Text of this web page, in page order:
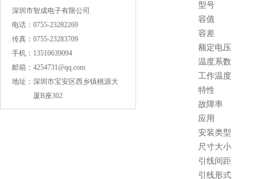
村田电感LQW15AN47NG80D
深圳市智成电子有限公司
电话： 0755-23282269
传真： 0755-23283709
手机： 13510639094
邮箱： 4254731@qq.com
地址： 深圳市宝安区西乡镇桃源大
厦B座302
型号
容值
容差
额定电压
温度系数
工作温度
特性
故障率
应用
安装类型
尺寸大小
引线间距
引线形式